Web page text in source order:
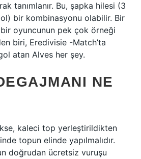
tanımlanır. Bu, şapka hilesi (3
bir kombinasyonu olabilir. Bir
oyuncunun pek çok örneği
biri, Eredivisie -Match’ta
atan Alves her şey.
NE
kaleci top yerleştirildikten
topun elinde yapılmalıdır.
doğrudan ücretsiz vuruşu